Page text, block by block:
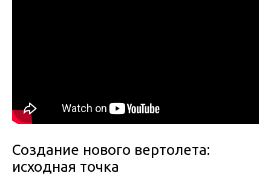
Создание нового вертолета:
исходная точка